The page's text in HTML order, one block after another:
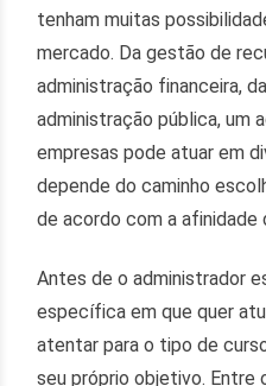
tenham muitas
mercado. Da gestão de
administração financeira,
administração pública, um
empresas pode atuar em
depende do caminho
de acordo com a afinidade
Antes de o administrador
específica em que quer
atentar para o tipo de
seu próprio objetivo. Entre